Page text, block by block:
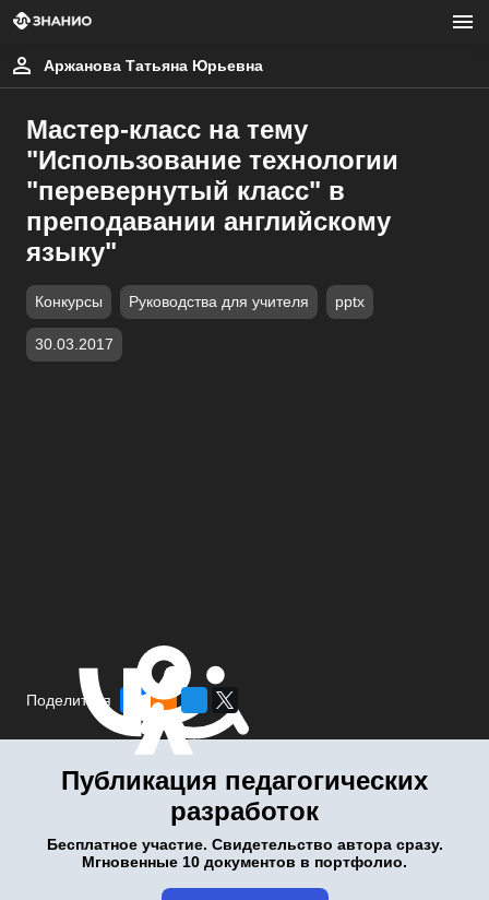
Аржанова Татьяна Юрьевна
Мастер-класс на тему
"Использование технологии
"перевернутый класс" в
преподавании английскому
языку"
Конкурсы Руководства для учителя pptx
30.03.2017
Поделиться
Публикация педагогических
разработок
Бесплатное участие. Свидетельство автора сразу.
Мгновенные 10 документов в портфолио.